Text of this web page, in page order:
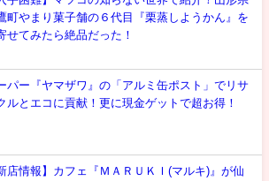
町やまり菓子舗の６代目『栗蒸しようかん』を
せてみたら絶品だった！
パー『ヤマザワ』の「アルミ缶ポスト」でリサ
ルとエコに貢献！更に現金ゲットで超お得！
店情報】カフェ『ＭＡＲＵＫＩ(マルキ)』が仙